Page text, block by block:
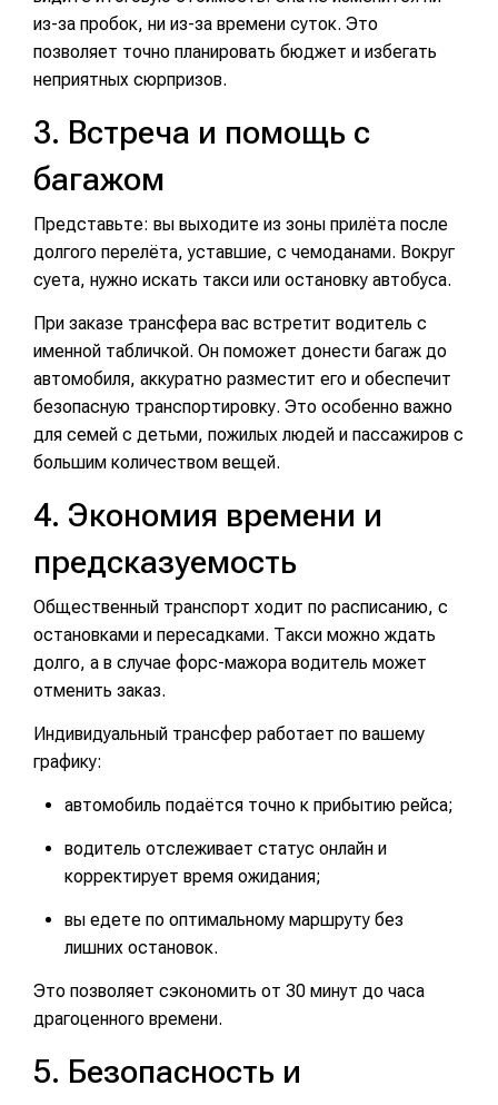
из-за пробок, ни из-за времени суток. Это
позволяет точно планировать бюджет и избегать
неприятных сюрпризов.
3. Встреча и помощь с
багажом
Представьте: вы выходите из зоны прилёта после
долгого перелёта, уставшие, с чемоданами. Вокруг
суета, нужно искать такси или остановку автобуса.
При заказе трансфера вас встретит водитель с
именной табличкой. Он поможет донести багаж до
автомобиля, аккуратно разместит его и обеспечит
безопасную транспортировку. Это особенно важно
для семей с детьми, пожилых людей и пассажиров с
большим количеством вещей.
4. Экономия времени и
предсказуемость
Общественный транспорт ходит по расписанию, с
остановками и пересадками. Такси можно ждать
долго, а в случае форс-мажора водитель может
отменить заказ.
Индивидуальный трансфер работает по вашему
графику:
автомобиль подаётся точно к прибытию рейса;
водитель отслеживает статус онлайн и
корректирует время ожидания;
вы едете по оптимальному маршруту без
лишних остановок.
Это позволяет сэкономить от 30 минут до часа
драгоценного времени.
5. Безопасность и